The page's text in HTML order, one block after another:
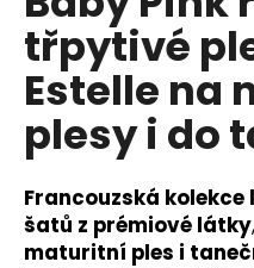
třpytivé
Estelle na
plesy i do
Francouzská
šatů z prémiové látky
maturitní ples i
u
j
e
m
e
MODRÉ
KOKTEJLOVÉ
ŠATY